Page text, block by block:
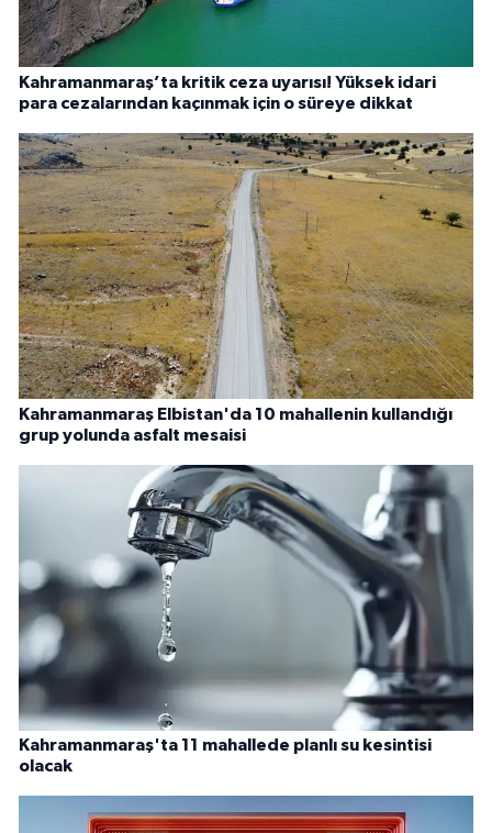
Kahramanmaraş’ta kritik ceza uyarısı! Yüksek idari
para cezalarından kaçınmak için o süreye dikkat
Kahramanmaraş Elbistan'da 10 mahallenin kullandığı
grup yolunda asfalt mesaisi
Kahramanmaraş'ta 11 mahallede planlı su kesintisi
olacak